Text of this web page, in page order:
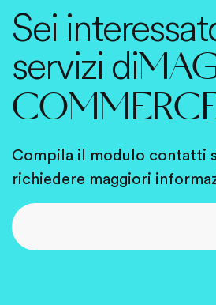
Sei
servizi di
Compila il modulo contatti
richiedere maggiori